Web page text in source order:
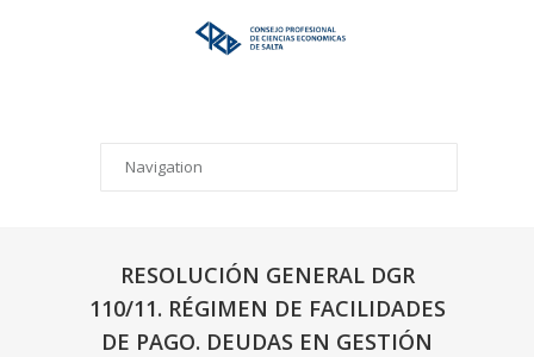
RESOLUCIÓN GENERAL DGR
110/11. RÉGIMEN DE FACILIDADES
DE PAGO. DEUDAS EN GESTIÓN